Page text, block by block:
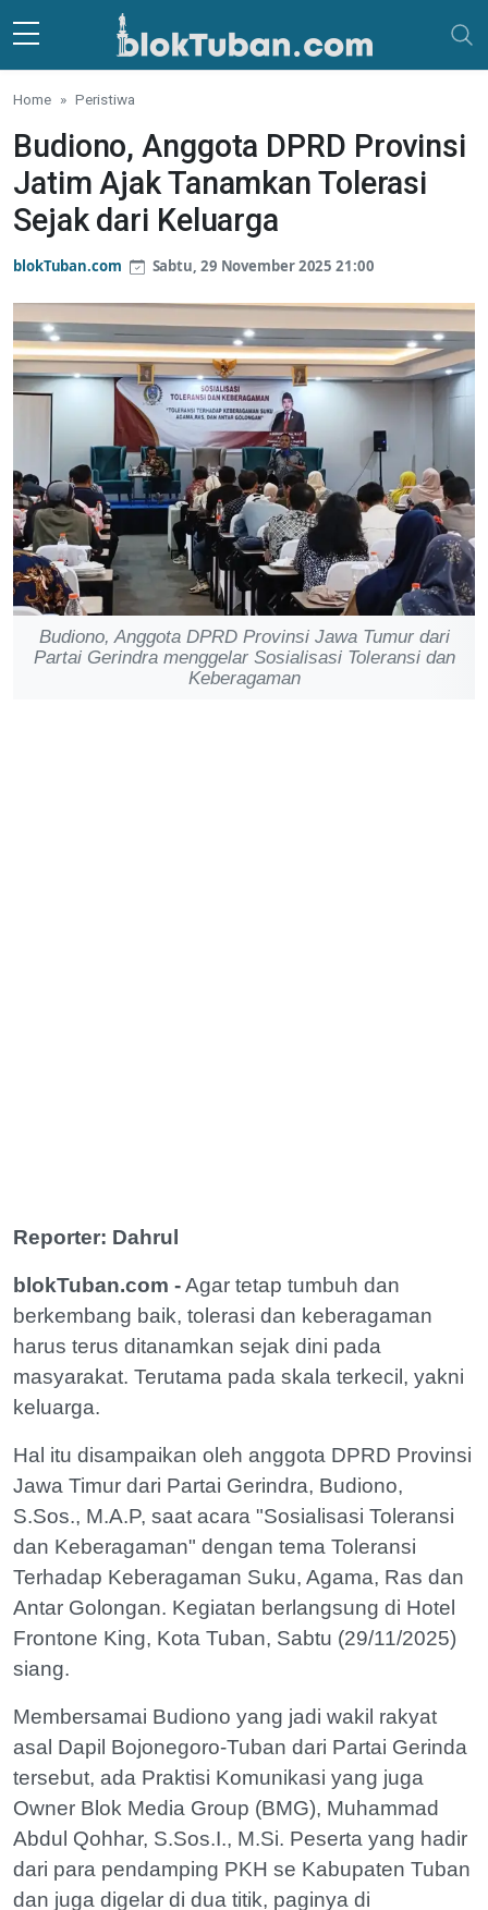
Skip to main content
Home Peristiwa
Budiono, Anggota DPRD Provinsi
Jatim Ajak Tanamkan Tolerasi
Sejak dari Keluarga
blokTuban.com Sabtu, 29 November 2025 21:00
Budiono, Anggota DPRD Provinsi Jawa Tumur dari
Partai Gerindra menggelar Sosialisasi Toleransi dan
Keberagaman
Reporter: Dahrul
blokTuban.com -Agar tetap tumbuh dan
berkembang baik, tolerasi dan keberagaman
harus terus ditanamkan sejak dini pada
masyarakat. Terutama pada skala terkecil, yakni
keluarga.
Hal itu disampaikan oleh anggota DPRD Provinsi
Jawa Timur dari Partai Gerindra, Budiono,
S.Sos., M.A.P, saat acara "Sosialisasi Toleransi
dan Keberagaman" dengan tema Toleransi
Terhadap Keberagaman Suku, Agama, Ras dan
Antar Golongan. Kegiatan berlangsung di Hotel
Frontone King, Kota Tuban, Sabtu (29/11/2025)
siang.
Membersamai Budiono yang jadi wakil rakyat
asal Dapil Bojonegoro-Tuban dari Partai Gerinda
tersebut, ada Praktisi Komunikasi yang juga
Owner Blok Media Group (BMG), Muhammad
Abdul Qohhar, S.Sos.I., M.Si. Peserta yang hadir
dari para pendamping PKH se Kabupaten Tuban
dan juga digelar di dua titik, paginya di